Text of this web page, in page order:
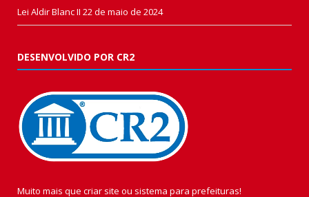
Lei Aldir Blanc II 22 de maio de 2024
DESENVOLVIDO POR CR2
Muito mais que criar site ou sistema para prefeituras!